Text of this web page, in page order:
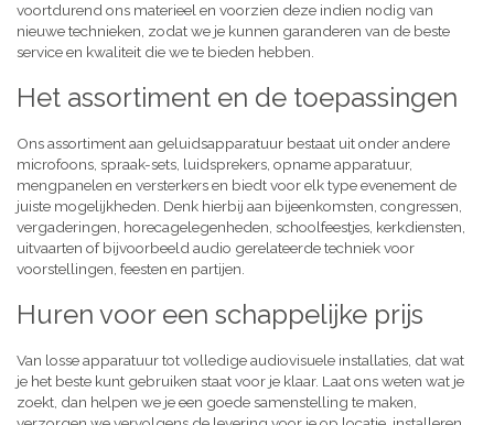
voortdurend ons materieel en voorzien deze indien nodig van
nieuwe technieken, zodat we je kunnen garanderen van de beste
service en kwaliteit die we te bieden hebben.
Het assortiment en de toepassingen
Ons assortiment aan geluidsapparatuur bestaat uit onder andere
microfoons, spraak-sets, luidsprekers, opname apparatuur,
mengpanelen en versterkers en biedt voor elk type evenement de
juiste mogelijkheden. Denk hierbij aan bijeenkomsten, congressen,
vergaderingen, horecagelegenheden, schoolfeestjes, kerkdiensten,
uitvaarten of bijvoorbeeld audio gerelateerde techniek voor
voorstellingen, feesten en partijen.
Huren voor een schappelijke prijs
Van losse apparatuur tot volledige audiovisuele installaties, dat wat
je het beste kunt gebruiken staat voor je klaar. Laat ons weten wat je
zoekt, dan helpen we je een goede samenstelling te maken,